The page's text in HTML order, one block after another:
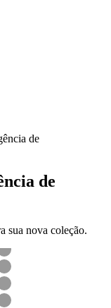
de
de
sua nova coleção.